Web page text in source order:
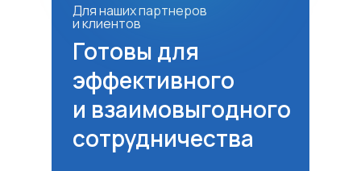
Для наших партнеров
и клиентов
Готовы для
эффективного
и взаимовыгодного
сотрудничества